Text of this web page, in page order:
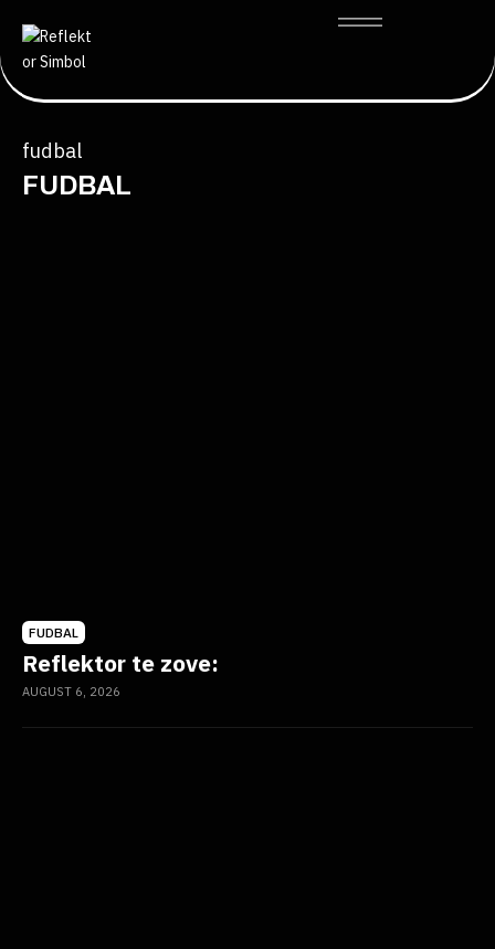
fudbal
FUDBAL
FUDBAL
Reflektor te zove:
AUGUST 6, 2026